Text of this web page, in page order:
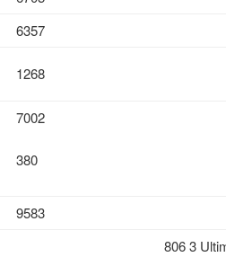
6357
1268
7002
380
9583
806 3